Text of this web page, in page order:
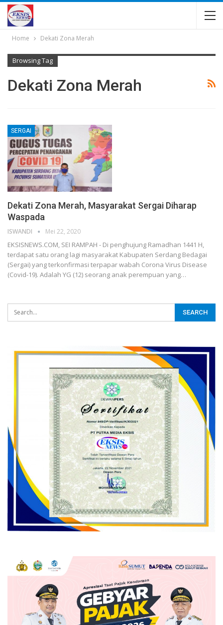
Home Dekati Zona Merah
Browsing Tag
Dekati Zona Merah
SERGAI
Dekati Zona Merah, Masyarakat Sergai Diharap
Waspada
ISWANDI Mei 22, 2020
EKSISNEWS.COM, SEI RAMPAH - Di penghujung Ramadhan 1441 H,
terdapat satu orang lagi masyarakat Kabupaten Serdang Bedagai
(Sergai) yang terkonfirmasi terpapar wabah Corona Virus Disease
(Covid-19). Adalah YG (12) seorang anak perempuan yang…